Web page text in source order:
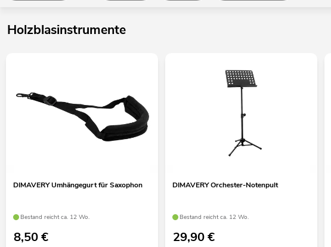
Holzblasinstrumente
DIMAVERY Umhängegurt für Saxophon
Bestand reicht ca. 12 Wo.
8,50€
DIMAVERY Orchester-Notenpult
Bestand reicht ca. 12 Wo.
29,90€